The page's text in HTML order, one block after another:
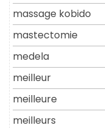
massage kobido
mastectomie
medela
meilleur
meilleure
meilleurs